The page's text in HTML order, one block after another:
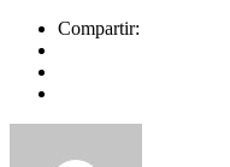
Compartir: